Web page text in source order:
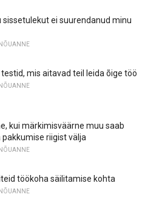
sissetulekut ei suurendanud minu
testid, mis aitavad teil leida õige töö
kui märkimisväärne muu saab
pakkumise riigist välja
töökoha säilitamise kohta